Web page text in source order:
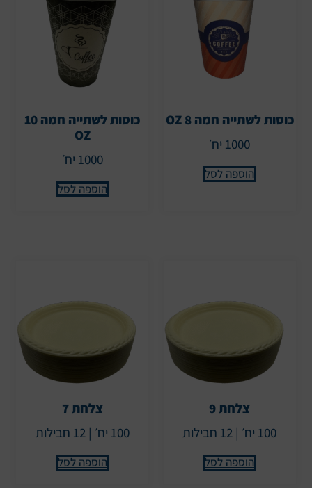
כוסות לשתייה חמה 8 OZ
1000 יח׳
הוספה לסל
כוסות לשתייה חמה 10
OZ
1000 יח׳
הוספה לסל
צלחת 9
100 יח׳ | 12 חבילות
הוספה לסל
צלחת 7
100 יח׳ | 12 חבילות
הוספה לסל